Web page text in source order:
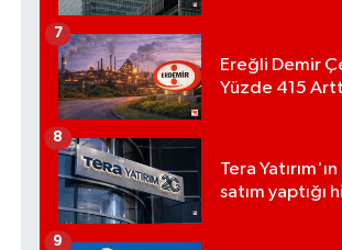
Ereğli Demir
Yüzde 415
7
Tera
satım yaptığı
8
9